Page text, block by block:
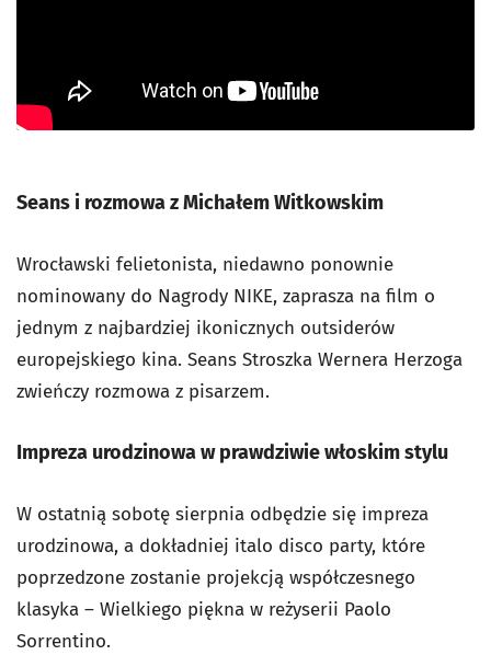
Seans i rozmowa z Michałem Witkowskim
Wrocławski felietonista, niedawno ponownie
nominowany do Nagrody NIKE, zaprasza na film o
jednym z najbardziej ikonicznych outsiderów
europejskiego kina. Seans Stroszka Wernera Herzoga
zwieńczy rozmowa z pisarzem.
Impreza urodzinowa w prawdziwie włoskim stylu
W ostatnią sobotę sierpnia odbędzie się impreza
urodzinowa, a dokładniej italo disco party, które
poprzedzone zostanie projekcją współczesnego
klasyka – Wielkiego piękna w reżyserii Paolo
Sorrentino.